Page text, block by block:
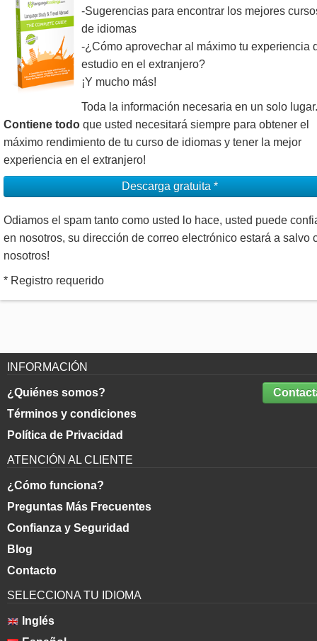
-Sugerencias para encontrar los mejores
de idiomas
-¿Cómo aprovechar al máximo tu experiencia
estudio en el extranjero?
¡Y mucho más!
Toda la información necesaria en un solo lugar.
Contiene todo que usted necesitará siempre para obtener el
máximo rendimiento de tu curso de idiomas y tener la mejor
experiencia en el extranjero!
Descarga gratuita *
Odiamos el spam tanto como usted lo hace, usted puede
en nosotros, su dirección de correo electrónico estará a salvo
nosotros!
* Registro requerido
INFORMACIÓN
¿Quiénes somos?
Términos y condiciones
Política de Privacidad
ATENCIÓN AL CLIENTE
¿Cómo funciona?
Preguntas Más Frecuentes
Confianza y Seguridad
Blog
Contacto
SELECCIONA TU IDIOMA
Inglés